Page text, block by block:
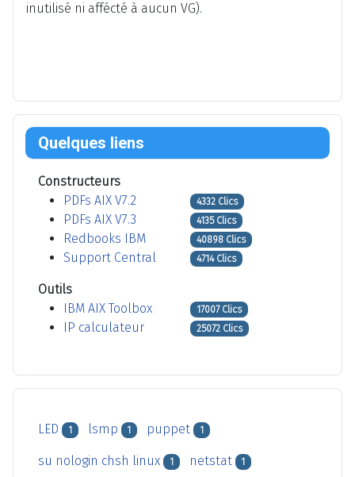
inutilisé ni affécté à aucun VG).
Quelques liens
Constructeurs
PDFs AIX V7.2
4332 Clics
PDFs AIX V7.3 4135 Clics
Redbooks IBM 40898 Clics
Support Central 4714 Clics
Outils
IBM AIX Toolbox
17007 Clics
IP calculateur 25072 Clics
LED 1 lsmp 1 puppet 1
su nologin chsh linux 1 netstat 1